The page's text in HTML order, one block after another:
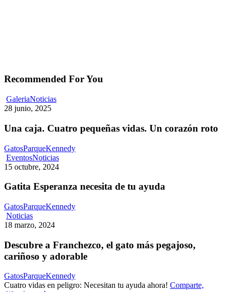
Recommended For You
GaleriaNoticiasUna
pequeñas
corazón
roto
28 junio, 2025
Una caja. Cuatro pequeñas vidas. Un corazón roto
GatosParqueKennedy
EventosNoticiasGatita
Esperanza
de
ayuda
15 octubre, 2024
Gatita Esperanza necesita de tu ayuda
GatosParqueKennedy
NoticiasDescubre
a
el
más
cariñoso
y
18 marzo, 2024
Descubre a Franchezco, el gato más pegajoso,
cariñoso y adorable
GatosParqueKennedy
Cuatro vidas en peligro: Necesitan tu ayuda ahora! Comparte,